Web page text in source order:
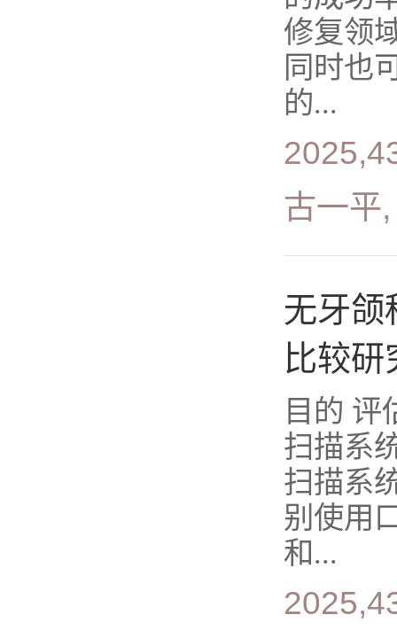
修复领
同时也
的...
古一平
无牙颌
比较研
目的 评
扫描系
扫描系
别使用
和...